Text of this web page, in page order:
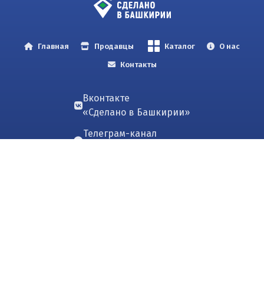
Главная Продавцы Каталог О нас
Контакты
Вконтакте
«Сделано в Башкирии»
Телеграм-канал